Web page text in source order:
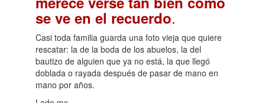
se ve en el recuerdo.
Casi toda familia guarda una foto vieja que quiere
rescatar: la de la boda de los abuelos, la del
bautizo de alguien que ya no está, la que llegó
doblada o rayada después de pasar de mano en
mano por años.